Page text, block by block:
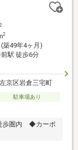
2
2
築49年4ヶ月)
駅 徒歩6分
京区岩倉三宅町
駐車場あり
歩圏内 ◆カーポ